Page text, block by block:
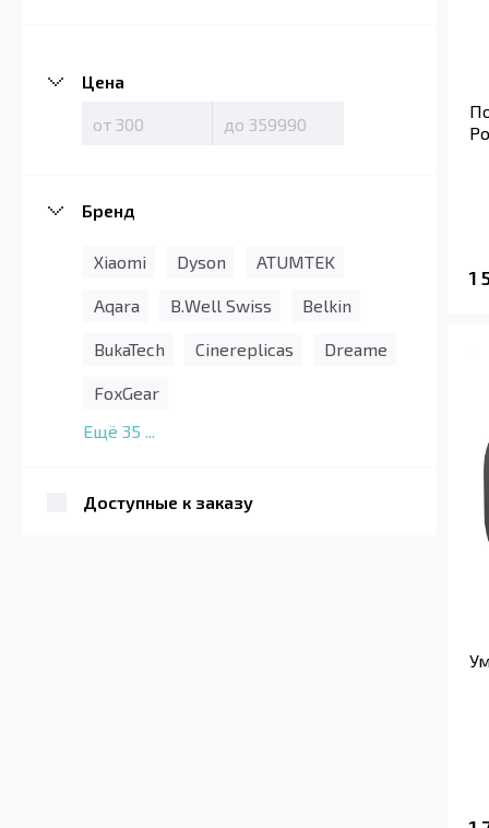
Цена
Бренд
Xiaomi Dyson ATUMTEK
Aqara B.Well Swiss Belkin
BukaTech Cinereplicas Dreame
FoxGear
Ещё 35 ...
Доступные к заказу
1